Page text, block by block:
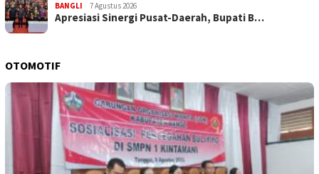
BANGLI 7 Agustus 2026
Apresiasi Sinergi Pusat-Daerah, Bupati B…
OTOMOTIF